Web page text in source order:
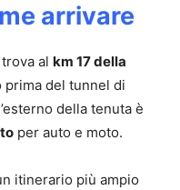
arrivare
al km 17 della
prima del tunnel di
della tenuta è
per auto e moto.
itinerario più ampio